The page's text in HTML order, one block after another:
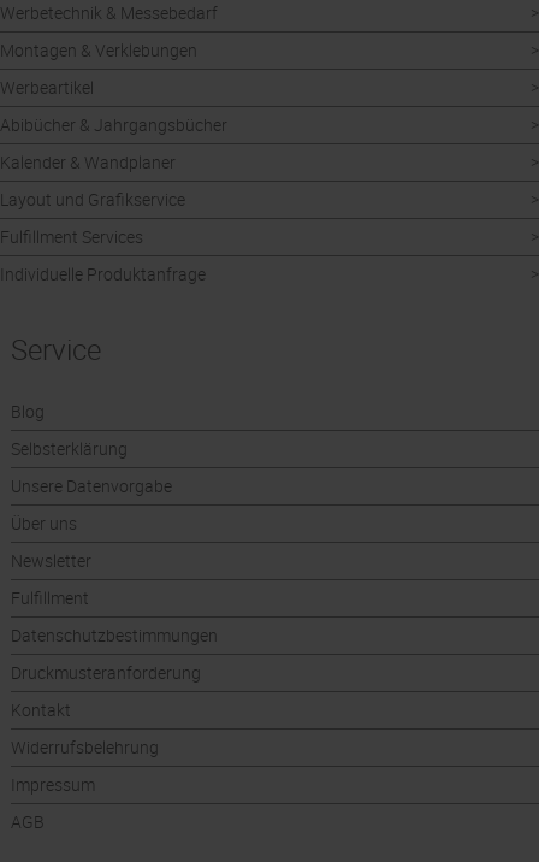
Werbetechnik & Messebedarf
Montagen & Verklebungen
Werbeartikel
Abibücher & Jahrgangsbücher
Kalender & Wandplaner
Layout und Grafikservice
Fulfillment Services
Individuelle Produktanfrage
Service
Blog
Selbsterklärung
Unsere Datenvorgabe
Über uns
Newsletter
Fulfillment
Datenschutzbestimmungen
Druckmusteranforderung
Kontakt
Widerrufsbelehrung
Impressum
AGB